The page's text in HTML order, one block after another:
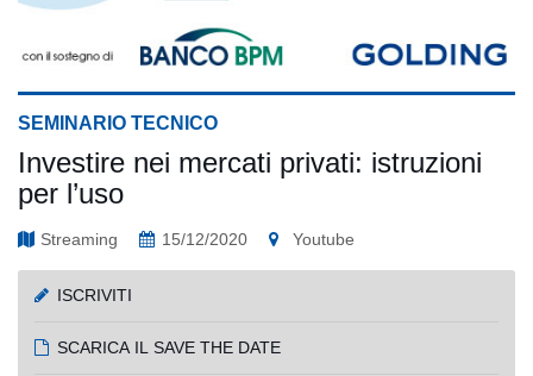
SEMINARIO TECNICO
Investire nei mercati privati: istruzioni
per l’uso
Streaming 15/12/2020 Youtube
ISCRIVITI
SCARICA IL SAVE THE DATE